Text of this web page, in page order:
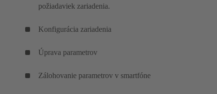
požiadaviek zariadenia.
Konfigurácia zariadenia
Úprava parametrov
Zálohovanie parametrov v smartfóne